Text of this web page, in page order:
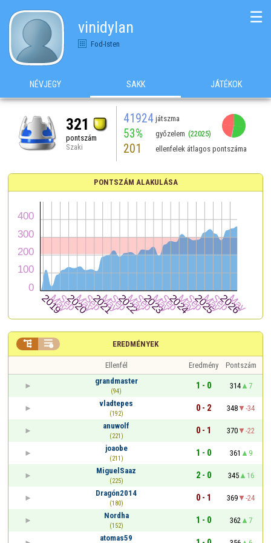
vinidylan
Fod-Isten
☰
NÉVJEGY SAKK JÁTÉKOK
321
pontszám
Szaki
41924 játszma
53% győzelem (22025)
201 ellenfelek átlagos pontszáma
PONTSZÁM ALAKULÁSA
EREDMÉNYEK
 
Ellenfél Eredmény
Pontszám
grandmaster
(94)
1 - 0 314
7
vladtepes
(192)
0 - 2 348
-34
anuwolf
(221)
0 - 1 370
-22
joaobe
(211)
1 - 0 361
9
MiguelSaaz
(225)
2 - 0 345
16
Dragón2014
(180)
0 - 1 369
-24
Nordha
(152)
1 - 0 362
7
atomas59